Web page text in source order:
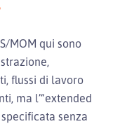
MOM qui sono
flussi di lavoro
ma l’“extended
senza